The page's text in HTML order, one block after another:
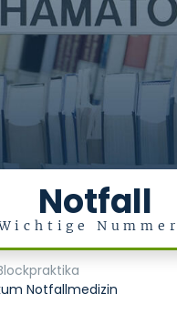
Notfall
Notfallmedizin